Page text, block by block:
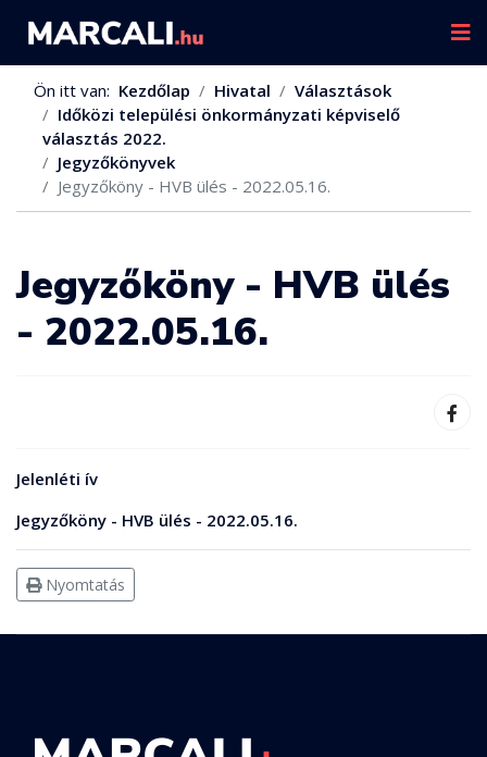
Ön itt van: Kezdőlap Hivatal
Választások
Időközi települési önkormányzati képviselő
választás 2022.
Jegyzőkönyvek
Jegyzőköny - HVB ülés - 2022.05.16.
Jegyzőköny - HVB ülés
- 2022.05.16.
Jelenléti ív
Jegyzőköny - HVB ülés - 2022.05.16.
Nyomtatás